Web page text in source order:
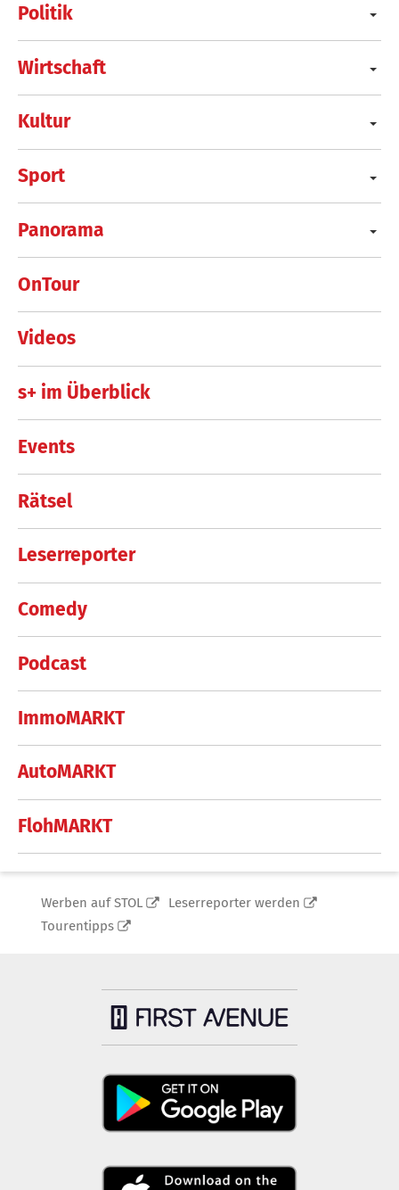
Politik
Wirtschaft
Kultur
Sport
Panorama
OnTour
Videos
s+ im Überblick
Events
Rätsel
Leserreporter
Comedy
Podcast
ImmoMARKT
AutoMARKT
FlohMARKT
Werben auf STOL
Leserreporter werden
Tourentipps